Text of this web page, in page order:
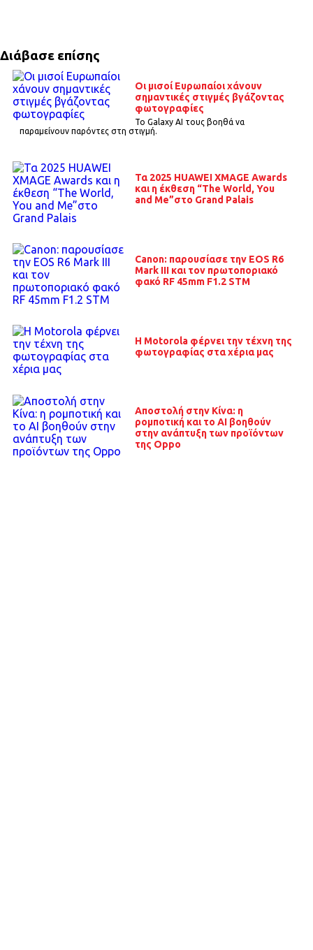
Διάβασε επίσης
Οι μισοί Ευρωπαίοι χάνουν
σημαντικές στιγμές βγάζοντας
φωτογραφίες
Το Galaxy AI τους βοηθά να
παραμείνουν παρόντες στη στιγμή.
Τα 2025 HUAWEI XMAGE Awards
και η έκθεση “The World, You
and Me”στο Grand Palais
Canon: παρουσίασε την EOS R6
Mark III και τον πρωτοποριακό
φακό RF 45mm F1.2 STM
H Motorola φέρνει την τέχνη της
φωτογραφίας στα χέρια μας
Αποστολή στην Κίνα: η
ρομποτική και το ΑΙ βοηθούν
στην ανάπτυξη των προϊόντων
της Oppo